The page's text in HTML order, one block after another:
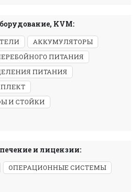
KVM:
АККУМУЛЯТОРЫ
ПИТАНИЯ
ПИТАНИЯ
И СТОЙКИ
и лицензии:
ОПЕРАЦИОННЫЕ СИСТЕМЫ